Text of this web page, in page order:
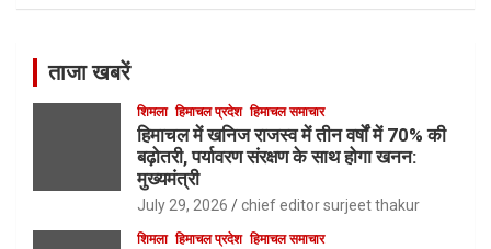
ताजा खबरें
शिमला हिमाचल प्रदेश हिमाचल समाचार
हिमाचल में खनिज राजस्व में तीन वर्षों में 70% की
बढ़ोतरी, पर्यावरण संरक्षण के साथ होगा खनन:
मुख्यमंत्री
July 29, 2026 chief editor surjeet thakur
शिमला हिमाचल प्रदेश हिमाचल समाचार